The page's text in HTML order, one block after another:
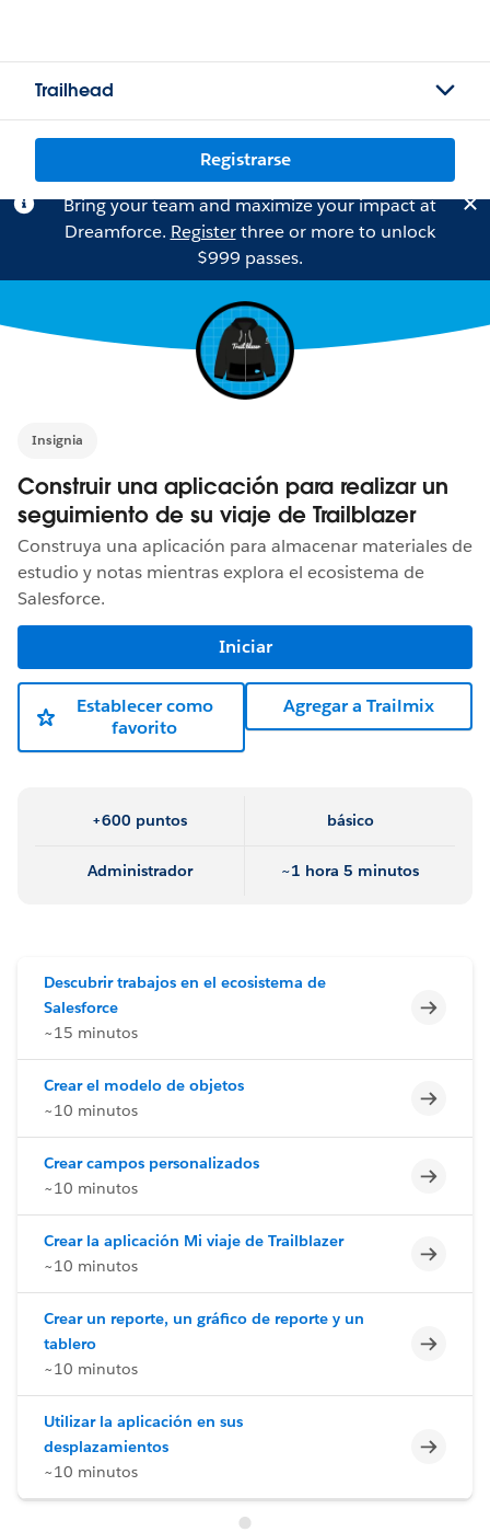
Trailhead
Registrarse
Bring your team and maximize your impact at
Dreamforce. Registerthree or more to unlock
$999 passes.
Insignia
Construir una aplicación para realizar un
seguimiento de su viaje de Trailblazer
Construya una aplicación para almacenar materiales de
estudio y notas mientras explora el ecosistema de
Salesforce.
Iniciar
Establecer como
favorito
Agregar a Trailmix
+600 puntos básico
Administrador ~1 hora 5 minutos
Descubrir trabajos en el ecosistema de
Salesforce
~15 minutos
Crear el modelo de objetos
~10 minutos
Crear campos personalizados
~10 minutos
Crear la aplicación Mi viaje de Trailblazer
~10 minutos
Crear un reporte, un gráfico de reporte y un
tablero
~10 minutos
Utilizar la aplicación en sus
desplazamientos
~10 minutos